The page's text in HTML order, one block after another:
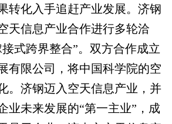
转化入手追赶产业发展。济钢
天信息产业合作进行多轮洽
式跨界整合”。双方合作成立
有限公司，将中国科学院的空
。济钢迈入空天信息产业，并
业未来发展的“第一主业”，成